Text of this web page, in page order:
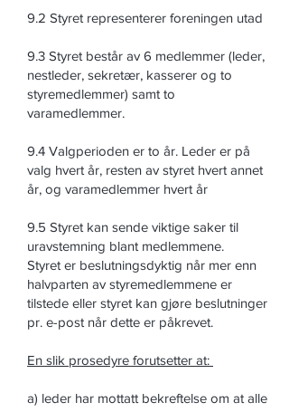
9.2 Styret representerer foreningen utad
9.3 Styret består av 6 medlemmer (leder,
nestleder, sekretær, kasserer og to
styremedlemmer) samt to
varamedlemmer.
9.4 Valgperioden er to år. Leder er på
valg hvert år, resten av styret hvert annet
år, og varamedlemmer hvert år
9.5 Styret kan sende viktige saker til
uravstemning blant medlemmene.
Styret er beslutningsdyktig når mer enn
halvparten av styremedlemmene er
tilstede eller styret kan gjøre beslutninger
pr. e-post når dette er påkrevet.
En slik prosedyre forutsetter at:
a) leder har mottatt bekreftelse om at alle